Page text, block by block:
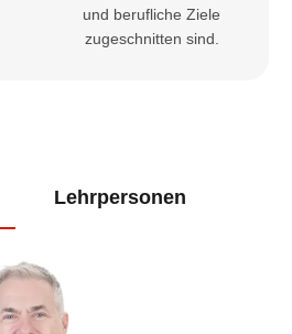
und berufliche Ziele
zugeschnitten sind.
Lehrpersonen